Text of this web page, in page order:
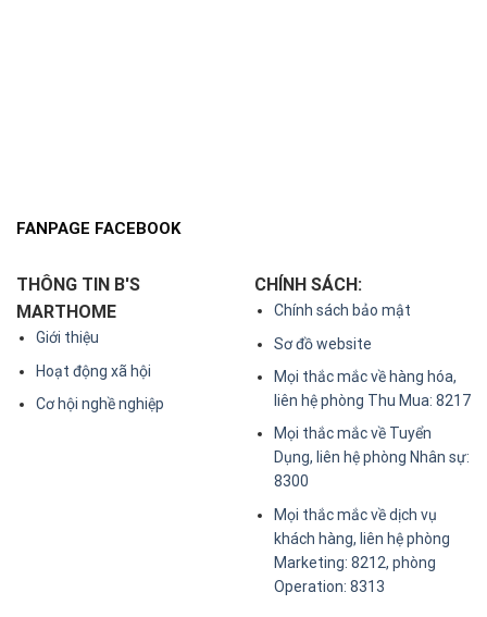
FANPAGE FACEBOOK
THÔNG TIN B'S
MARTHOME
Giới thiệu
Hoạt động xã hội
Cơ hội nghề nghiệp
CHÍNH SÁCH:
Chính sách bảo mật
Sơ đồ website
Mọi thắc mắc về hàng hóa,
liên hệ phòng Thu Mua: 8217
Mọi thắc mắc về Tuyển
Dụng, liên hệ phòng Nhân sự:
8300
Mọi thắc mắc về dịch vụ
khách hàng, liên hệ phòng
Marketing: 8212, phòng
Operation: 8313